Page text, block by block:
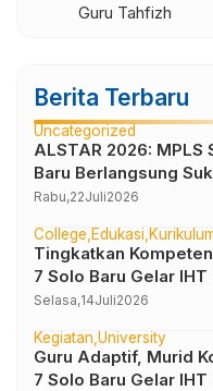
Guru Tahfizh
Berita Terbaru
Uncategorized
ALSTAR 2026:
Baru Berlangsung
Perjalanan Peserta
Rabu,22Juli2026
College Edukasi
Tingkatkan
7 Solo Baru Gelar
Selasa,14Juli2026
Kegiatan University
Guru Adaptif, Murid
7 Solo Baru Gelar